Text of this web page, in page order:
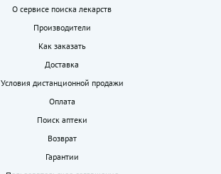
О сервисе поиска лекарств
Производители
Как заказать
Доставка
Условия дистанционной продажи
Оплата
Поиск аптеки
Возврат
Гарантии